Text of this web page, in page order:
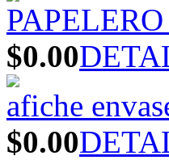
$0.00
afiche
$0.00